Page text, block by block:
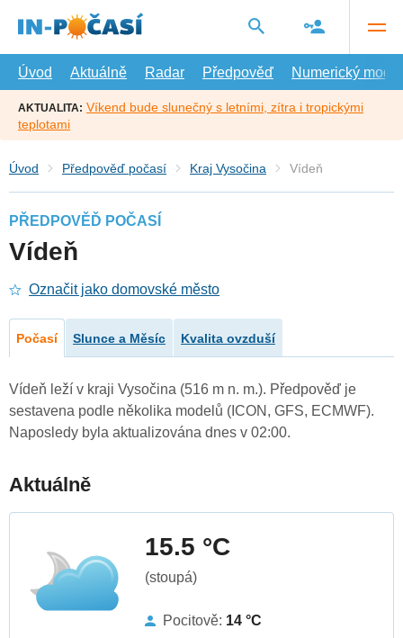
hlavní
Úvod
Aktuálně Radar Předpověď Numerický model
AKTUALITA: Víkend bude slunečný s letními, zítra i tropickými
teplotami
Úvod Předpověď počasí Kraj Vysočina Vídeň
PŘEDPOVĚĎ POČASÍ
Vídeň
Označit jako domovské město
Počasí Slunce a Měsíc Kvalita ovzduší
Vídeň leží v kraji Vysočina (516 m n. m.). Předpověď je
sestavena podle několika modelů (ICON, GFS, ECMWF).
Naposledy byla aktualizována dnes v 02:00.
Aktuálně
15.5 °C
(stoupá)
Pocitově: 14 °C